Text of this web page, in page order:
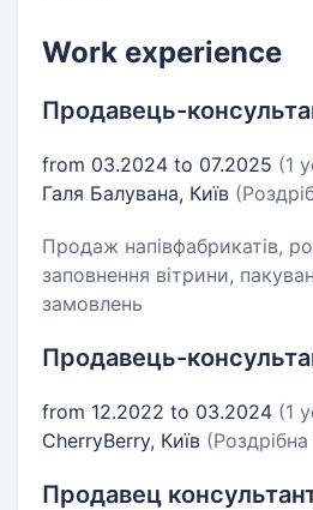
Work experience
Продавець-
from 03.2024 to 07.2025 (1
Галя Балувана, Київ
Продаж напівфабрикатів,
заповнення вітрини,
замовлень
Продавець-
from 12.2022 to 03.2024 (1
CherryBerry, Київ (Роздрібна
Продавец